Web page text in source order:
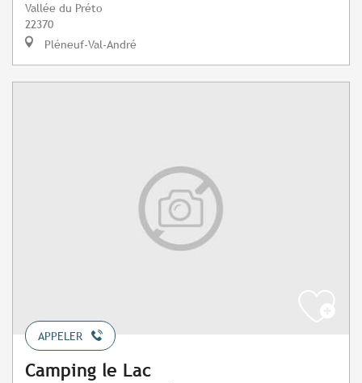
Vallée du Préto
22370
Pléneuf-Val-André
APPELER
Camping le Lac